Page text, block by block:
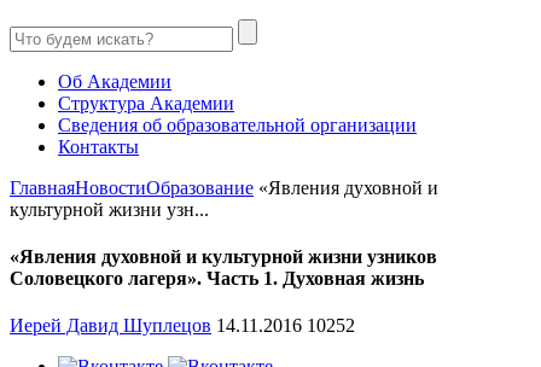
Об Академии
Структура Академии
Сведения об образовательной организации
Контакты
ГлавнаяНовостиОбразование «Явления духовной и
культурной жизни узн...
«Явления духовной и культурной жизни узников
Соловецкого лагеря». Часть 1. Духовная жизнь
Иерей Давид Шуплецов 14.11.2016 10252